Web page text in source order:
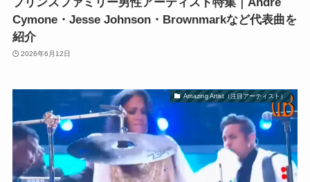
Cymone・Jesse Johnson・Brownmarkなど代表曲を
紹介
2026年6月12日
Amazing Artist（注目アーティスト）